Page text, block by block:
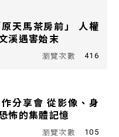
天馬茶房前」 人權
溪遇害始末
416
分享會 從影像、身
怖的集體記憶
105